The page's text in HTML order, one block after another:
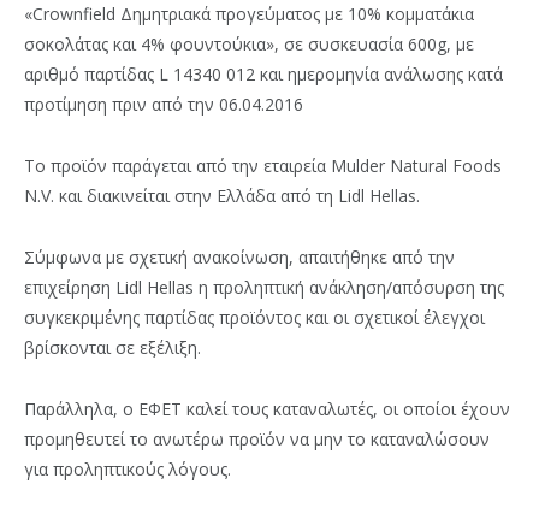
«Crownfield Δημητριακά προγεύματος με 10% κομματάκια
σοκολάτας και 4% φουντούκια», σε συσκευασία 600g, με
αριθμό παρτίδας L 14340 012 και ημερομηνία ανάλωσης κατά
προτίμηση πριν από την 06.04.2016
Το προϊόν παράγεται από την εταιρεία Mulder Natural Foods
N.V. και διακινείται στην Ελλάδα από τη Lidl Hellas.
Σύμφωνα με σχετική ανακοίνωση, απαιτήθηκε από την
επιχείρηση Lidl Hellas η προληπτική ανάκληση/απόσυρση της
συγκεκριμένης παρτίδας προϊόντος και οι σχετικοί έλεγχοι
βρίσκονται σε εξέλιξη.
Παράλληλα, ο ΕΦΕΤ καλεί τους καταναλωτές, οι οποίοι έχουν
προμηθευτεί το ανωτέρω προϊόν να μην το καταναλώσουν
για προληπτικούς λόγους.